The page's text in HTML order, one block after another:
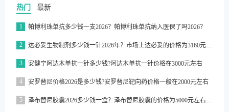
热门 最新
1 帕博利珠单抗多少钱一支2026？帕博利珠单抗纳入医保了吗2026？
2 达必妥生物制剂多少钱一针2026年？市场上达必妥的价格为3160元/支左右
3 安健宁阿达木单抗一针多少钱?阿达木单抗一针价格在3000元左右
4 安罗替尼价格2026是多少钱?安罗替尼靶向药价格一般在2000元左右
5 泽布替尼胶囊2026多少钱一盒？泽布替尼胶囊的价格为5000元左右一盒